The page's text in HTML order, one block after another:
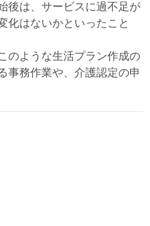
後は、サービスに過不足が
化はないかといったこと
のような生活プラン作成の
事務作業や、介護認定の申